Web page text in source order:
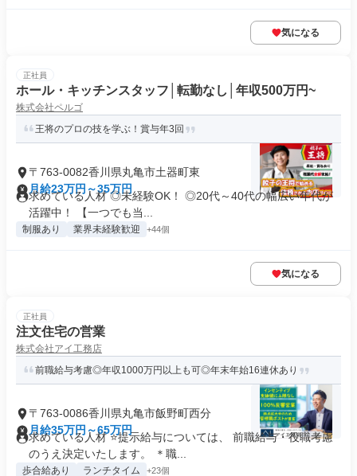
気になる
正社員
ホール・キッチンスタッフ│転勤なし│年収500万円~
株式会社ペルゴ
王将のプロの技を学ぶ！賞与年3回
〒763-0082香川県丸亀市土器町東
月給23万円～35万円
求めている人材 ◎未経験OK！ ◎20代～40代の幅広い年代が
活躍中！ 【一つでも当...
制服あり 業界未経験歓迎 +44個
気になる
正社員
注文住宅の営業
株式会社アイ工務店
前職給与考慮◎年収1000万円以上も可◎年末年始16連休あり
〒763-0086香川県丸亀市飯野町西分
月給35万円～65万円
求めている人材 ⭐提示給与については、 前職給与・役職考慮
のうえ決定いたします。 ＊職...
歩合給あり ランチタイム +23個